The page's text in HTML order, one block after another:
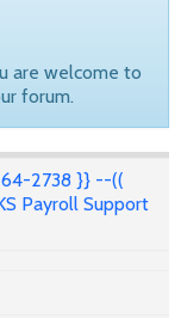
are welcome to
forum.
2738 }} --((
Payroll Support